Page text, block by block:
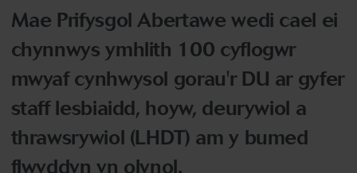
Mae Prifysgol Abertawe wedi cael ei
chynnwys ymhlith 100 cyflogwr
mwyaf cynhwysol gorau'r DU ar gyfer
staff lesbiaidd, hoyw, deurywiol a
thrawsrywiol (LHDT) am y bumed
flwyddyn yn olynol.